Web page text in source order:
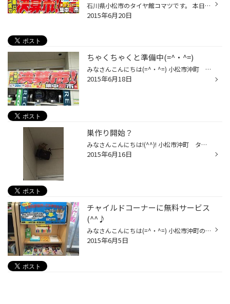
石川県小松市のタイヤ館コマツです。 本日より待ちに待った セール『集中得市』が開催です。 昨日、北陸地方の梅雨入りが発表されましたが、 タイヤの溝は大丈夫ですか?? ＣＭで放映中の、ロペとアキラ先輩も 「タイヤ館へゴ----。」なので、ぜひご来店ください。
2015年6月20日
ちゃくちゃくと準備中(=^・^=)
みなさんこんにちは(=^・^=) 小松市沖町 タイヤ館コマツ 藏谷です♪ ただ今、週末からの売り出しに向けて着々と準備中です！ お待ちしておりますね(^^♪
2015年6月18日
巣作り開始？
みなさんこんにちは!(^^)! 小松市沖町 タイヤ館コマツ 蔵谷です。 今回はツバメのお母さん？お父さん？が見張りをしているところを パシャリ頂きました。 もう一羽は、餌を取りに行ってたぶん中にいるヒナに餌をやっているのだと思います。 可愛いんだけど、お願いだからフンをばらまかないでね(=...
2015年6月16日
チャイルドコーナーに無料サービス
(^^♪
みなさんこんにちは(=^・^=) 小松市沖町のタイヤ館コマツ 蔵谷です♪ 本日、チャイルドコーナーにて子供免許証の発行をすることになりましたので 店内スタッフまでおっしゃっていただければ、 写真撮影からいたします(^o^)丿 作成時間に１０分ほどかかると思いますので、オイル交換のついでなどに ...
2015年6月5日